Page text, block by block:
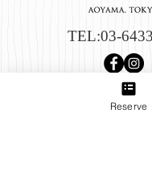
TEL:03-
Reserve